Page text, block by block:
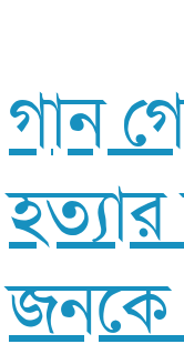
গান
জনকে